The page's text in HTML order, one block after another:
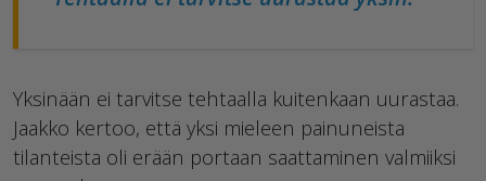
Yksinään ei tarvitse tehtaalla kuitenkaan uurastaa.
Jaakko kertoo, että yksi mieleen painuneista
tilanteista oli erään portaan saattaminen valmiiksi